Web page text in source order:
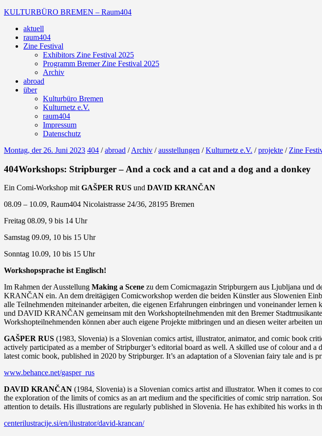
Zum
springen
KULTURBÜRO BREMEN – Raum404
Galerie
aktuell
raum404
Zine Festival
Exhibitors Zine Festival 2025
Programm Bremer Zine Festival 2025
Archiv
abroad
über
Kulturbüro Bremen
Kulturnetz e.V.
raum404
Impressum
Datenschutz
Montag, der 26. Juni 2023 404 /abroad /Archiv /ausstellungen /Kulturnetz e.V. /projekte / Zine
404Workshops: Stripburger – And a cock and a cat and a dog and a donkey
Ein Comi-Workshop mitGAŠPER RUS und DAVID KRANČAN
08.09 – 10.09, Raum404 Nicolaistrasse 24/36, 28195 Bremen
Freitag 08.09, 9 bis 14 Uhr
Samstag 09.09, 10 bis 15 Uhr
Sonntag 10.09, 10 bis 15 Uhr
Workshopsprache ist Englisch!
Im Rahmen der Ausstellung Making a Scene zu dem Comicmagazin Stripburgern aus Ljubljana und
KRANČAN ein. An dem dreitägigen Comicworkshop werden die beiden Künstler aus Slowenien
alle Teilnehmenden miteinander arbeiten, die eigenen Erfahrungen einbringen und voneinander
und DAVID KRANČAN gemeinsam mit den Workshopteilnehmenden mit den Bremer
Workshopteilnehmenden können aber auch eigene Projekte mitbringen und an diesen weiter arbeiten
GAŠPER RUS (1983, Slovenia) is a Slovenian comics artist, illustrator, animator, and comic book
actively participated as a member of Stripburger’s editorial board as well. A skilled use of colour and
latest comic book, published in 2020 by Stripburger. It’s an adaptation of a Slovenian fairy tale and is
www.behance.net/gasper_rus
DAVID KRANČAN (1984, Slovenia) is a Slovenian comics artist and illustrator. When it comes to
the exploration of the limits of comics as an art medium and the specificities of comic strip narration.
attention to details. His illustrations are regularly published in Slovenia. He has exhibited his works in
centerilustracije.si/en/ilustrator/david-krancan/